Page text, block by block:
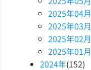
2025年04月
2025年03月
2025年02月
2025年01月
2024年(152)